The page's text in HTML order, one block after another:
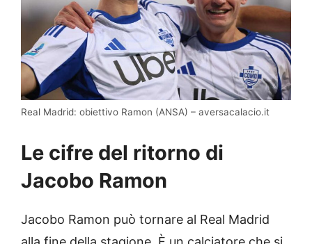
Real Madrid: obiettivo Ramon (ANSA) – aversacalacio.it
Le cifre del ritorno di
Jacobo Ramon
Jacobo Ramon può tornare al Real Madrid